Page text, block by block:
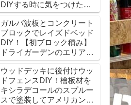
DIYする時に気をつけたポ
イントを紹介！【外構・
庭・ガーデニング】
ガルバ波板とコンクリート
ブロックでレイズドベッド
DIY！【初ブロック積み】
ドライガーデンのエリアを
おしゃれ花壇で拡張！
ウッドデッキに後付けウッ
ドフェンスDIY！檜板材を
キシラデコールのスプルー
スで塗装してアメリカン風